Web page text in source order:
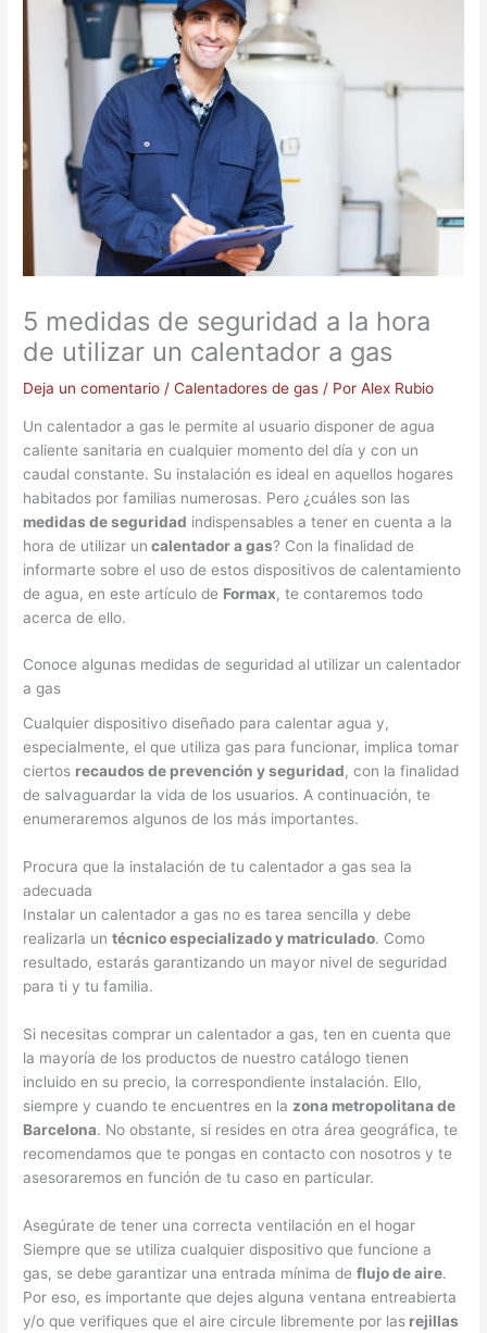
5 medidas de seguridad a la hora
de utilizar un calentador a gas
Deja un comentario /Calentadores de gas / PorAlex Rubio
Un calentador a gas le permite al usuario disponer de agua
caliente sanitaria en cualquier momento del día y con un
caudal constante. Su instalación es ideal en aquellos hogares
habitados por familias numerosas. Pero ¿cuáles son las
medidas de seguridad indispensables a tener en cuenta a la
hora de utilizar un calentador a gas? Con la finalidad de
informarte sobre el uso de estos dispositivos de calentamiento
de agua, en este artículo de Formax, te contaremos todo
acerca de ello.
Conoce algunas medidas de seguridad al utilizar un calentador
a gas
Cualquier dispositivo diseñado para calentar agua y,
especialmente, el que utiliza gas para funcionar, implica tomar
ciertos recaudos de prevención y seguridad, con la finalidad
de salvaguardar la vida de los usuarios. A continuación, te
enumeraremos algunos de los más importantes.
Procura que la instalación de tu calentador a gas sea la
adecuada
Instalar un calentador a gas no es tarea sencilla y debe
realizarla untécnico especializado y matriculado. Como
resultado, estarás garantizando un mayor nivel de seguridad
para ti y tu familia.
Si necesitas comprar un calentador a gas, ten en cuenta que
la mayoría de los productos de nuestro catálogo tienen
incluido en su precio, la correspondiente instalación. Ello,
siempre y cuando te encuentres en la zona metropolitana de
Barcelona. No obstante, si resides en otra área geográfica, te
recomendamos que te pongas en contacto con nosotros y te
asesoraremos en función de tu caso en particular.
Asegúrate de tener una correcta ventilación en el hogar
Siempre que se utiliza cualquier dispositivo que funcione a
gas, se debe garantizar una entrada mínima deflujo de aire.
Por eso, es importante que dejes alguna ventana entreabierta
y/o que verifiques que el aire circule libremente por las rejillas